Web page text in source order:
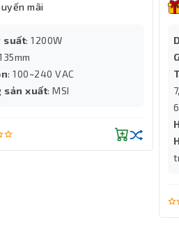
mãi
suất: 1200W
: 100~240 VAC
sản xuất: MSI